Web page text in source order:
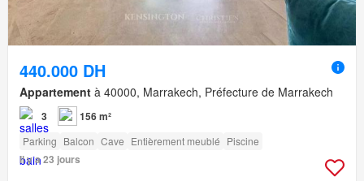
440.000 DH
Appartement à 40000, Marrakech, Préfecture de Marrakech
3 156 m²
Parking Balcon Cave Entièrement meublé Piscine
Il y a 23 jours